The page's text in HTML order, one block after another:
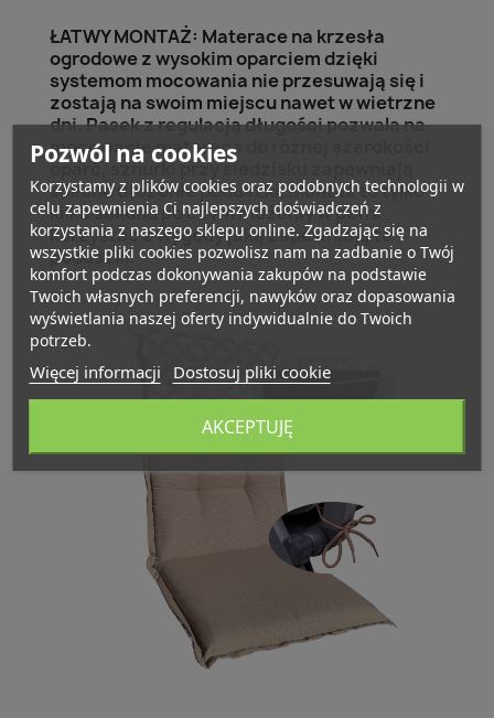
ŁATWY MONTAŻ: Materace na krzesła
ogrodowe z wysokim oparciem dzięki
systemom mocowania nie przesuwają się i
zostają na swoim miejscu nawet w wietrzne
dni. Pasek z regulacją długości pozwala na
mocowanie materaca do różnej szerokości
oparć, sznurki przy siedzisku zapewniają
solidne ułożenie poduszki. Montaż to tylko
kilka sekund po czym możemy w pełni
korzystać z wygody jaką zapewniają te
poduszki.
Pozwól na cookies
Korzystamy z plików cookies oraz podobnych technologii w
celu zapewnienia Ci najlepszych doświadczeń z
korzystania z naszego sklepu online. Zgadzając się na
wszystkie pliki cookies pozwolisz nam na zadbanie o Twój
komfort podczas dokonywania zakupów na podstawie
Twoich własnych preferencji, nawyków oraz dopasowania
wyświetlania naszej oferty indywidualnie do Twoich
potrzeb.
Więcej informacji Dostosuj pliki cookie
AKCEPTUJĘ